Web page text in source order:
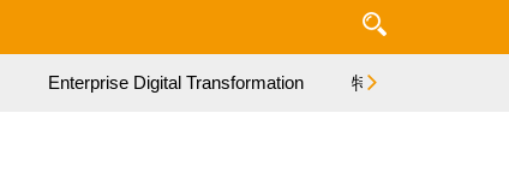
Enterprise Digital Transformation 特集